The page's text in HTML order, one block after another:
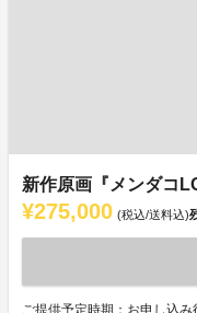
新作原画『メンダコ
¥275,000 (税込/送料込)
ご提供予定時期：お申し込